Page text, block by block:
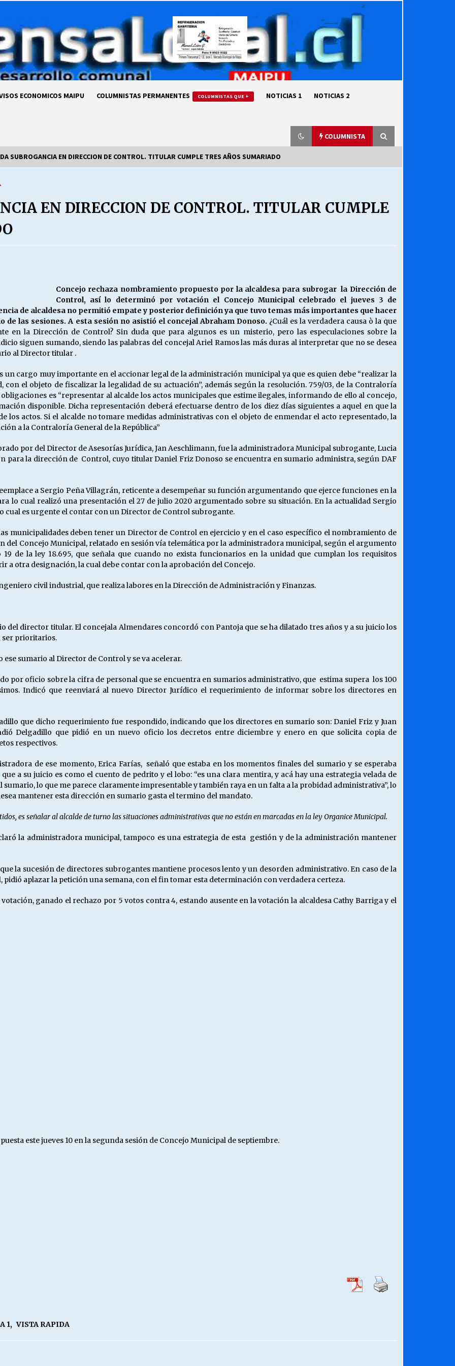
ECONOMICOS MAIPU COLUMNISTAS PERMANENTES COLUMNISTAS QUE + NOTICIAS 1 NOTICIAS 2
COLUMNISTA
69 AÑOS DE HISTORIA
28/07/2026
EL CUMPLEAÑOS 69
27/07/2026
MUNICIPALIDADES, HONORARIOS,
DESPIDOS
28/05/2026
Releyendo la Rerum Novarum a 135
años. “La cuestión social hoy”.
16/05/2026
¿Asesores con doble sueldo?
18/04/2026
Chile y sus segmentos de la riqueza
06/04/2026
SUBROGANCIA EN DIRECCION DE CONTROL. TITULAR CUMPLE TRES AÑOS SUMARIADO
EN DIRECCION DE CONTROL. TITULAR CUMPLE
Concejo rechaza nombramiento propuesto por la alcaldesa para subrogar la Dirección de
Control, así lo determinó por votación el Concejo Municipal celebrado el jueves 3 de
de alcaldesa no permitió empate y posterior definición ya que tuvo temas más importantes que hacer
de las sesiones. A esta sesión no asistió el concejal Abraham Donoso. ¿Cuál es la verdadera causa ò la que
en la Dirección de Control? Sin duda que para algunos es un misterio, pero las especulaciones sobre la
siguen sumando, siendo las palabras del concejal Ariel Ramos las más duras al interpretar que no se desea
al Director titular .
un cargo muy importante en el accionar legal de la administración municipal ya que es quien debe “realizar la
el objeto de fiscalizar la legalidad de su actuación”, además según la resolución. 759/03, de la Contraloría
es “representar al alcalde los actos municipales que estime ilegales, informando de ello al concejo,
disponible. Dicha representación deberá efectuarse dentro de los diez días siguientes a aquel en que la
los actos. Si el alcalde no tomare medidas administrativas con el objeto de enmendar el acto representado, la
a la Contraloría General de la República”
por del Director de Asesorías Jurídica, Jan Aeschlimann, fue la administradora Municipal subrogante, Lucia
para la dirección de Control, cuyo titular Daniel Friz Donoso se encuentra en sumario administra, según DAF
a Sergio Peña Villagrán, reticente a desempeñar su función argumentando que ejerce funciones en la
lo cual realizó una presentación el 27 de julio 2020 argumentado sobre su situación. En la actualidad Sergio
cual es urgente el contar con un Director de Control subrogante.
municipalidades deben tener un Director de Control en ejercicio y en el caso específico el nombramiento de
del Concejo Municipal, relatado en sesión vía telemática por la administradora municipal, según el argumento
de la ley 18.695, que señala que cuando no exista funcionarios en la unidad que cumplan los requisitos
a otra designación, la cual debe contar con la aprobación del Concejo.
civil industrial, que realiza labores en la Dirección de Administración y Finanzas.
del director titular. El concejala Almendares concordó con Pantoja que se ha dilatado tres años y a su juicio los
ser prioritarios.
sumario al Director de Control y se va acelerar.
por oficio sobre la cifra de personal que se encuentra en sumarios administrativo, que estima supera los 100
Indicó que reenviará al nuevo Director Jurídico el requerimiento de informar sobre los directores en
que dicho requerimiento fue respondido, indicando que los directores en sumario son: Daniel Friz y Juan
Delgadillo que pidió en un nuevo oficio los decretos entre diciembre y enero en que solicita copia de
respectivos.
de ese momento, Erica Farías, señaló que estaba en los momentos finales del sumario y se esperaba
a su juicio es como el cuento de pedrito y el lobo: “es una clara mentira, y acá hay una estrategia velada de
lo que me parece claramente impresentable y también raya en un falta a la probidad administrativa”, lo
mantener esta dirección en sumario gasta el termino del mandato.
es señalar al alcalde de turno las situaciones administrativas que no están en marcadas en la ley Organice Municipal.
la administradora municipal, tampoco es una estrategia de esta gestión y de la administración mantener
la sucesión de directores subrogantes mantiene procesos lento y un desorden administrativo. En caso de la
aplazar la petición una semana, con el fin tomar esta determinación con verdadera certeza.
ganado el rechazo por 5 votos contra 4, estando ausente en la votación la alcaldesa Cathy Barriga y el
este jueves 10 en la segunda sesión de Concejo Municipal de septiembre.
1, VISTA RAPIDA